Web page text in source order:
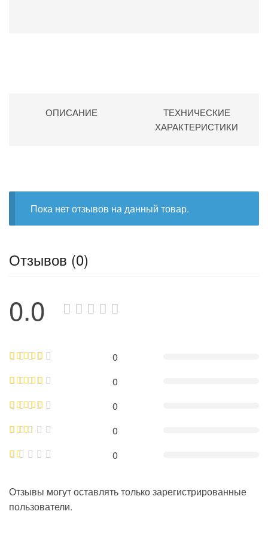
ОПИСАНИЕ
ТЕХНИЧЕСКИЕ
ХАРАКТЕРИСТИКИ
Пока нет отзывов на данный товар.
Отзывов (0)
0.0
0
0
0
0
0
Отзывы могут оставлять только зарегистрированные
пользователи.